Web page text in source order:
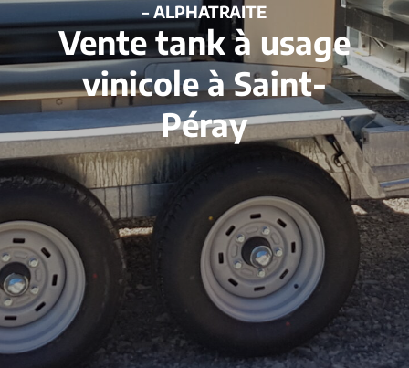
– ALPHATRAITE
Vente tank à usage
vinicole à Saint-
Péray